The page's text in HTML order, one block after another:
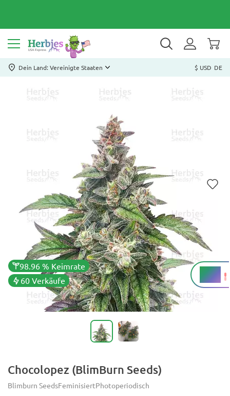
Dein Land: Vereinigte Staaten $ USD DE
98.96 % Keimrate
60 Verkäufe
19 %
THC
Chocolopez (BlimBurn Seeds)
Blimburn SeedsFeminisiertPhotoperiodisch